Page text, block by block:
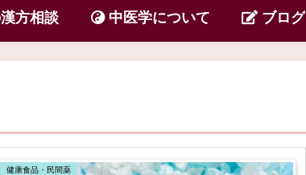
方相談 中医学について ブログ
健康食品・民間薬